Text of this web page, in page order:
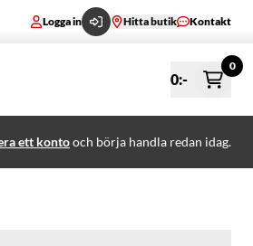
Logga in Hitta butik Kontakt
0:-
0
ett kontooch börja handla redan idag.